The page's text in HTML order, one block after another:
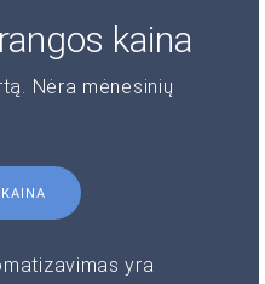
kaina
Nėra mėnesinių
yra